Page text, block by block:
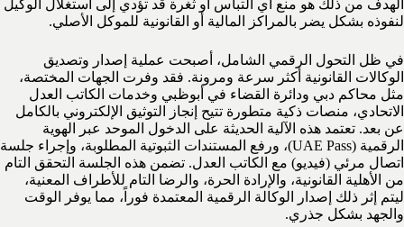
الهدف من ذلك هو منع أي التباس أو ثغرة قد تؤدي إلى استغلال الوكيل
لنفوذه بشكل يضر بالمراكز المالية أو القانونية للموكل الأصلي.
في ظل التحول الرقمي الشامل، أصبحت عملية إصدار وتصديق
الوكالات القانونية أكثر سرعة ومرونة. فقد وفرت الجهات المختصة،
مثل محاكم دبي ودائرة القضاء في أبوظبي وخدمات الكاتب العدل
الاتحادي، منصات ذكية متطورة تتيح إنجاز التوثيق الإلكتروني بالكامل
عن بعد. تعتمد هذه الآلية الحديثة على الدخول الموحد عبر الهوية
الرقمية (UAE Pass)، ورفع المستندات الثبوتية المطلوبة، وإجراء جلسة
اتصال مرئي (فيديو) مع الكاتب العدل. تضمن هذه الجلسة التحقق التام
من الأهلية القانونية، والإرادة الحرة، والرضا التام للأطراف المعنية،
ليتم إثر ذلك إصدار الوكالة الرقمية المعتمدة فوراً، مما يوفر الوقت
والجهد بشكل جذري.